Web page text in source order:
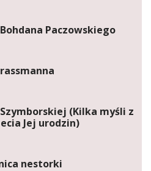
Paczowskiego
(Kilka myśli z
Jej urodzin)
nestorki